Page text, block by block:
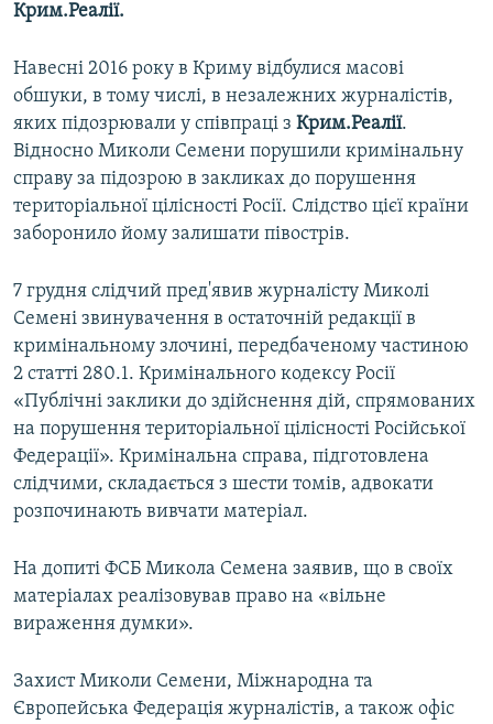
Усі сайти RFE/RL
Крим.Реалії.
Навесні 2016 року в Криму відбулися масові
обшуки, в тому числі, в незалежних журналістів,
яких підозрювали у співпраці з Крим.Реалії.
Відносно Миколи Семени порушили кримінальну
справу за підозрою в закликах до порушення
територіальної цілісності Росії. Слідство цієї країни
заборонило йому залишати півострів.
7 грудня слідчий пред'явив журналісту Миколі
Семені звинувачення в остаточній редакції в
кримінальному злочині, передбаченому частиною
2 статті 280.1. Кримінального кодексу Росії
«Публічні заклики до здійснення дій, спрямованих
на порушення територіальної цілісності Російської
Федерації». Кримінальна справа, підготовлена
слідчими, складається з шести томів, адвокати
розпочинають вивчати матеріал.
На допиті ФСБ Микола Семена заявив, що в своїх
матеріалах реалізовував право на «вільне
вираження думки».
Захист Миколи Семени, Міжнародна та
Європейська Федерація журналістів, а також офіс